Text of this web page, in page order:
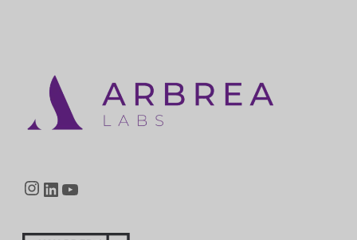
Instagram
LinkedIn